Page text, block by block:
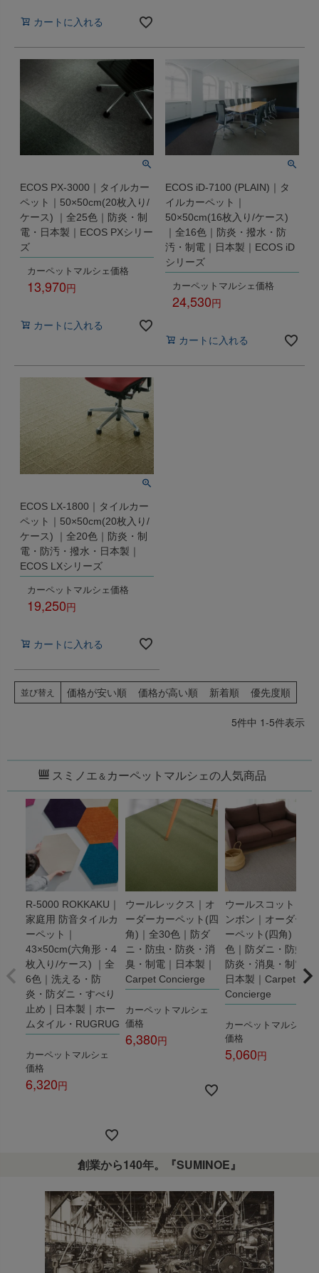
カートに入れる
ECOS PX-3000｜タイルカー
ペット｜50×50cm(20枚入り/
ケース) ｜全25色｜防炎・制
電・日本製｜ECOS PXシリー
ズ
カーペットマルシェ価格
13,970
カートに入れる
ECOS iD-7100 (PLAIN)｜タ
イルカーペット｜
50×50cm(16枚入り/ケース)
｜全16色｜防炎・撥水・防
汚・制電｜日本製｜ECOS iD
シリーズ
カーペットマルシェ価格
24,530
カートに入れる
ECOS LX-1800｜タイルカー
ペット｜50×50cm(20枚入り/
ケース) ｜全20色｜防炎・制
電・防汚・撥水・日本製｜
ECOS LXシリーズ
カーペットマルシェ価格
19,250
カートに入れる
並び替え 価格が安い順 価格が高い順 新着順 優先度順
5件中 1-5件表示
スミノエ＆ カーペットマルシェの人気商品
R-5000 ROKKAKU｜
家庭用 防音タイルカ
ーペット｜
43×50cm(六角形・4
枚入り/ケース) ｜全
6色｜洗える・防
炎・防ダニ・すべり
止め｜日本製｜ホー
ムタイル・RUGRUG
カーペットマルシェ
価格
6,320
ウールレックス｜オ
ーダーカーペット(四
角)｜全30色｜防ダ
ニ・防虫・防炎・消
臭・制電｜日本製｜
Carpet Concierge
カーペットマルシェ
価格
6,380
ウールスコット ヘリ
ンボン｜オーダーカ
ーペット(四角)｜全3
色｜防ダニ・防虫・
防炎・消臭・制電｜
日本製｜Carpet
Concierge
カーペットマルシェ
価格
5,060
創業から140年。『SUMINOE』